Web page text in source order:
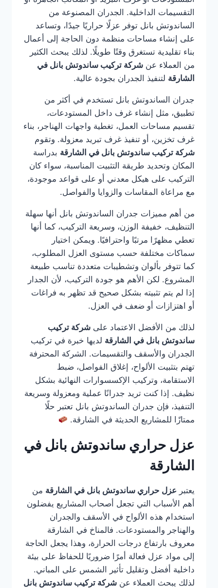
التقسيمات الداخلية. الجدران المصنوعة من
الساندوتش بانل توفر عزلًا حراريًا جيدًا، وتساعد
على إنشاء مساحات منظمة دون الحاجة إلى أعمال
بناء تقليدية تستغرق وقتًا طويلًا. لذلك يبحث الكثير
من العملاء عن شركة تركيب ساندوتش بانل في
الشارقة لتنفيذ الجدران بجودة عالية.
جدران الساندوتش بانل تستخدم في أكثر من
تطبيق، مثل إنشاء غرف داخل المستودعات،
تقسيم مساحات العمل، تغطية واجهات الهناجر، بناء
غرف تخزين، أو تنفيذ غرف تبريد معزولة. وتقوم
شركة تركيب ساندوتش بانل في الشارقة بدراسة
المكان وتحديد طريقة التثبيت المناسبة، سواء كان
التركيب على هيكل معدني أو على قواعد موجودة،
مع مراعاة المقاسات والزوايا والفواصل.
من أهم مميزات جدران الساندوتش بانل أنها سهلة
التنظيف، خفيفة الوزن، وسريعة التركيب، كما أنها
تعطي مظهرًا مرتبًا واحترافيًا. ويمكن اختيار
سماكات مختلفة حسب مستوى العزل المطلوب،
كما تتوفر بألوان وتشطيبات متعددة تناسب طبيعة
المشروع. لكن الأهم هو جودة التركيب، لأن الجدار
إذا لم يتم تثبيته بشكل صحيح قد تظهر به فراغات
أو اهتزازات أو ضعف في العزل.
لذلك من الأفضل الاعتماد على شركة تركيب
ساندوتش بانل في الشارقة لديها خبرة في تركيب
الجدران والأسقف والتقسيمات. الشركة المحترفة
تهتم بتثبيت الألواح، إغلاق الفواصل، ضبط
الاستقامة، وتركيب الإكسسوارات النهائية بشكل
نظيف. إذا كنت تريد جدرانًا عملية ومعزولة وسريعة
التنفيذ، فإن جدران الساندوتش بانل تعتبر حلًا
ممتازًا للمشاريع الحديثة في الشارقة.
عزل حراري ساندوتش بانل في
الشارقة
يعتبر عزل حراري ساندوتش بانل في الشارقة من
أهم الأسباب التي تجعل أصحاب المشاريع يفضلون
استخدام هذه الألواح في الأسقف والجدران
والهناجر والمستودعات. فالمناخ في الشارقة
معروف بارتفاع درجات الحرارة، وهذا يجعل الحاجة
إلى مواد عزل فعالة أمرًا ضروريًا للحفاظ على بيئة
داخلية أفضل وتقليل تأثير الشمس على المباني.
لذلك يبحث العملاء عن شركة تركيب ساندوتش بانل